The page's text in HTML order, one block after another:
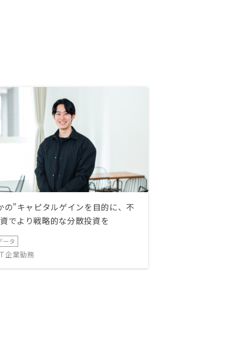
の”キャピタルゲインを目的に、不
でより戦略的な分散投資を
ータ
企業勤務